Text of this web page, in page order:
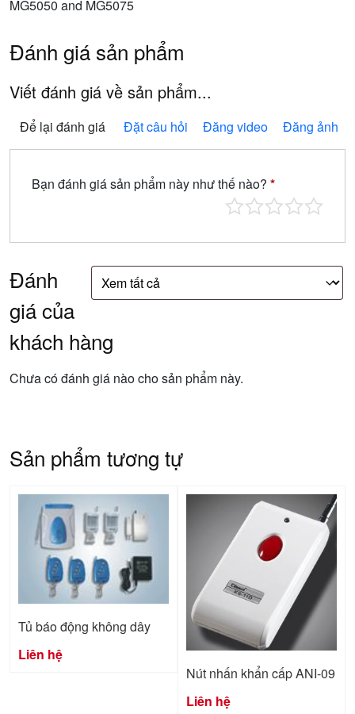
MG5050 and MG5075
Đánh giá sản phẩm
Viết đánh giá về sản phẩm...
Để lại đánh giá Đặt câu hỏi Đăng video Đăng ảnh
Bạn đánh giá sản phẩm này như thế nào? *
Đánh
giá của
khách hàng
Chưa có đánh giá nào cho sản phẩm này.
Sản phẩm tương tự
Tủ báo động không dây
Liên hệ
Nút nhấn khẩn cấp ANI-09
Liên hệ